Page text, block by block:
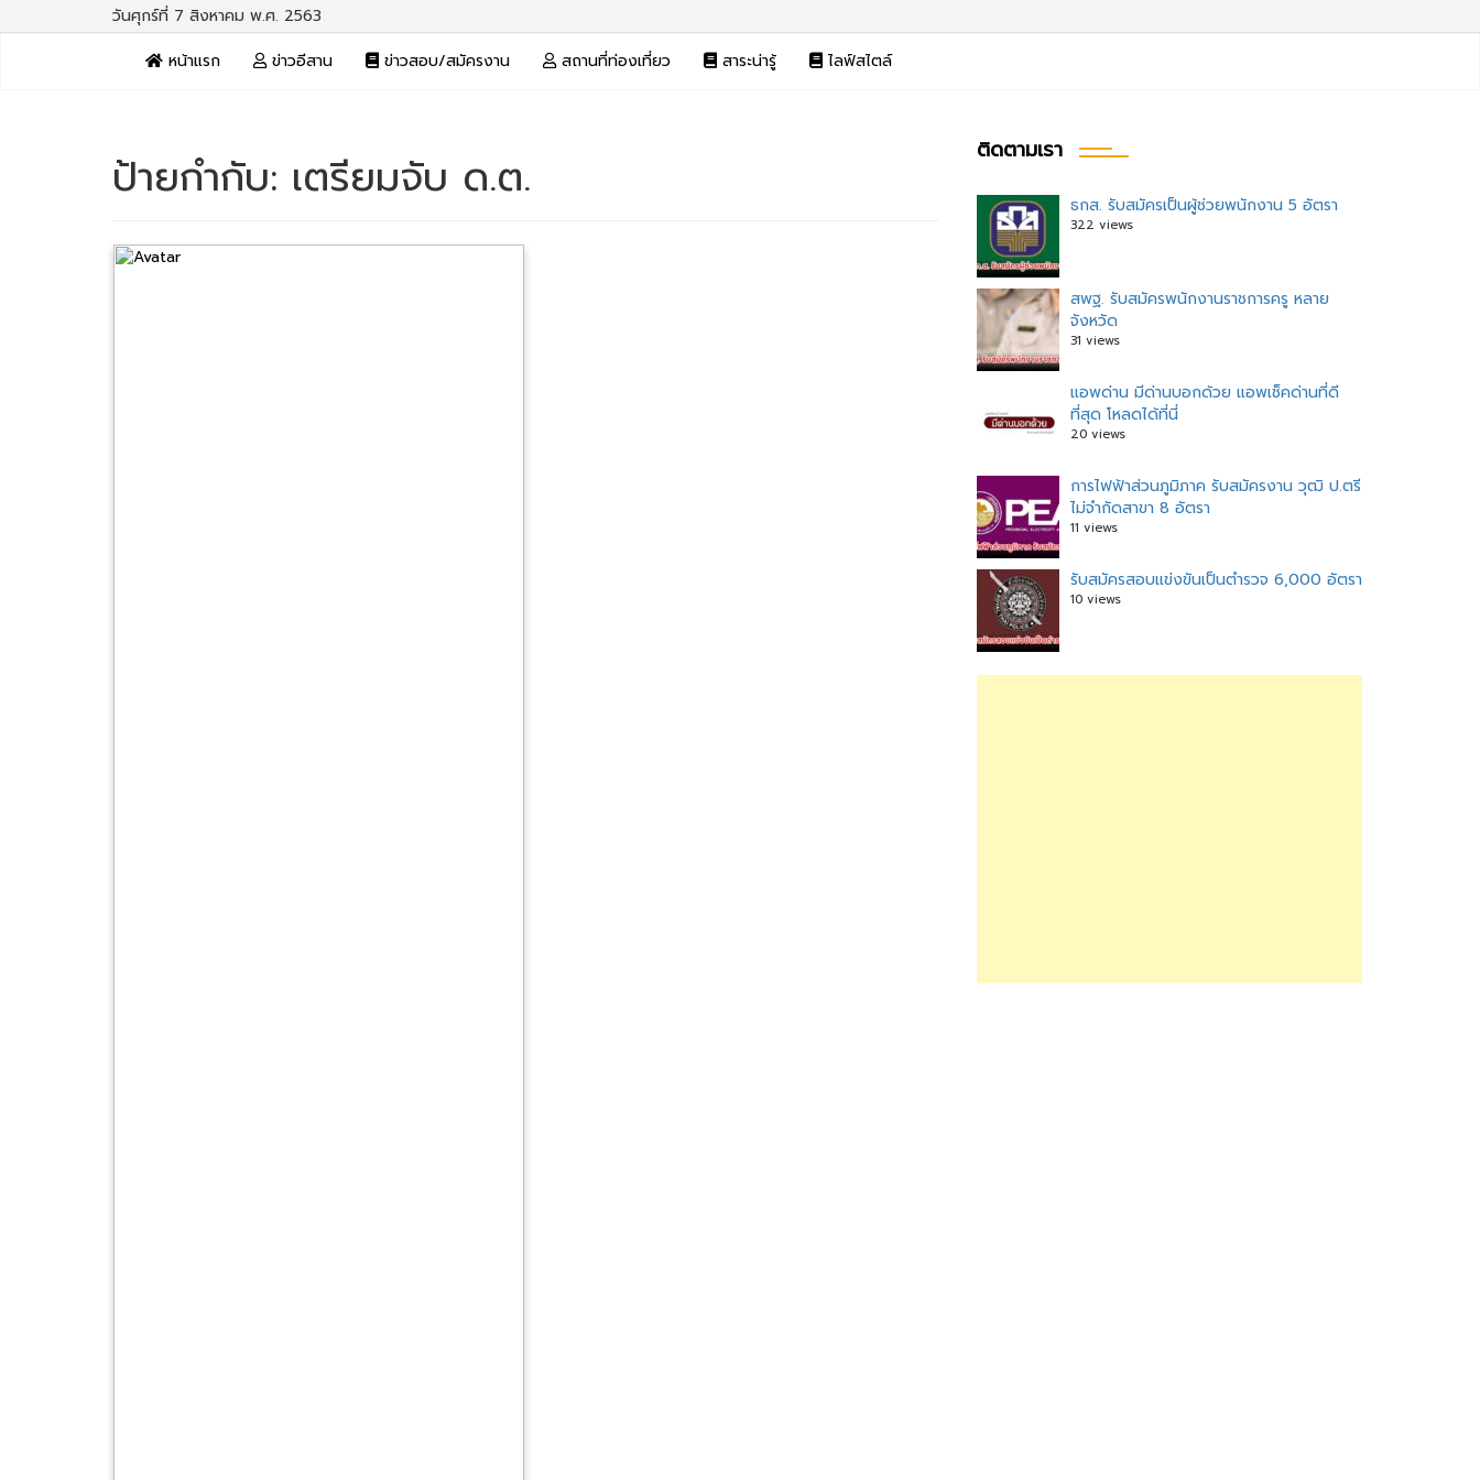
วันศุกร์ที่ 7 สิงหาคม พ.ศ. 2563
หน้าแรก
ข่าวอีสาน ข่าวสอบ/สมัครงาน สถานที่ท่องเที่ยว สาระน่ารู้ ไลฟ์สไตล์
ป้ายกำกับ: เตรียมจับ ด.ต. ติดตามเรา
ธกส. รับสมัครเป็นผู้ช่วยพนักงาน 5 อัตรา
322 views
สพฐ. รับสมัครพนักงานราชการครู หลาย
จังหวัด
31 views
แอพด่าน มีด่านบอกด้วย แอพเช็คด่านที่ดี
ที่สุด โหลดได้ที่นี่
20 views
การไฟฟ้าส่วนภูมิภาค รับสมัครงาน วุฒิ ป.ตรี
ไม่จำกัดสาขา 8 อัตรา
11 views
รับสมัครสอบแข่งขันเป็นตำรวจ 6,000 อัตรา
10 views